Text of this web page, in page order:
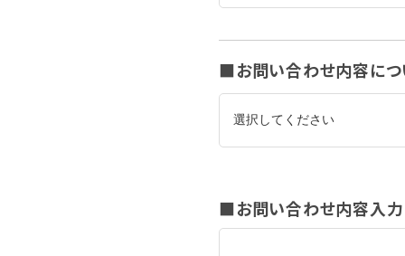
お問い合わせ内容につ
お問い合わせ内容入力